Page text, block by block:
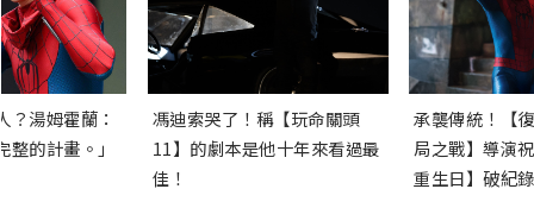
？湯姆霍蘭：
的計畫。」
馮迪索哭了！稱【玩命關頭
11】的劇本是他十年來看過最
佳！
承襲傳統！【
局之戰】導演
重生日】破紀